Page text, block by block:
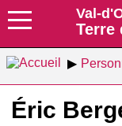
Val-
Terre
Éric